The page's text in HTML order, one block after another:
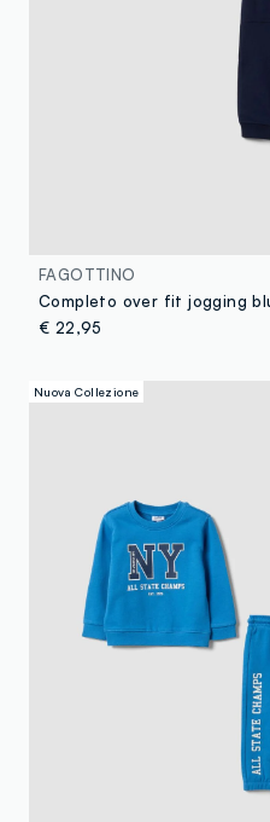
FAGOTTINO
€ 22,95
Nuova Collezione